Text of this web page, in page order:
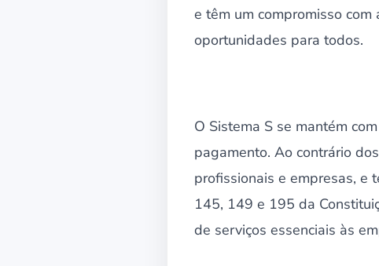
e têm um compromisso
oportunidades para todos.
O Sistema S se mantém
pagamento. Ao contrário
profissionais e empresas, e
145, 149 e 195 da
de serviços essenciais às